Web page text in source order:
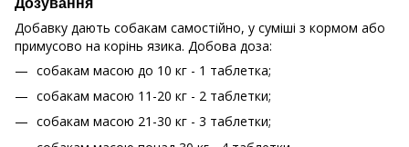
Добавку дають собакам самостійно, у суміші з кормом або
примусово на корінь язика. Добова доза:
собакам масою до 10 кг - 1 таблетка;
собакам масою 11-20 кг - 2 таблетки;
собакам масою 21-30 кг - 3 таблетки;